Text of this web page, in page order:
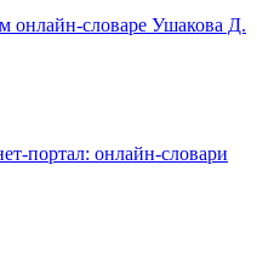
онлайн-словаре Ушакова Д.
портал: онлайн-словари